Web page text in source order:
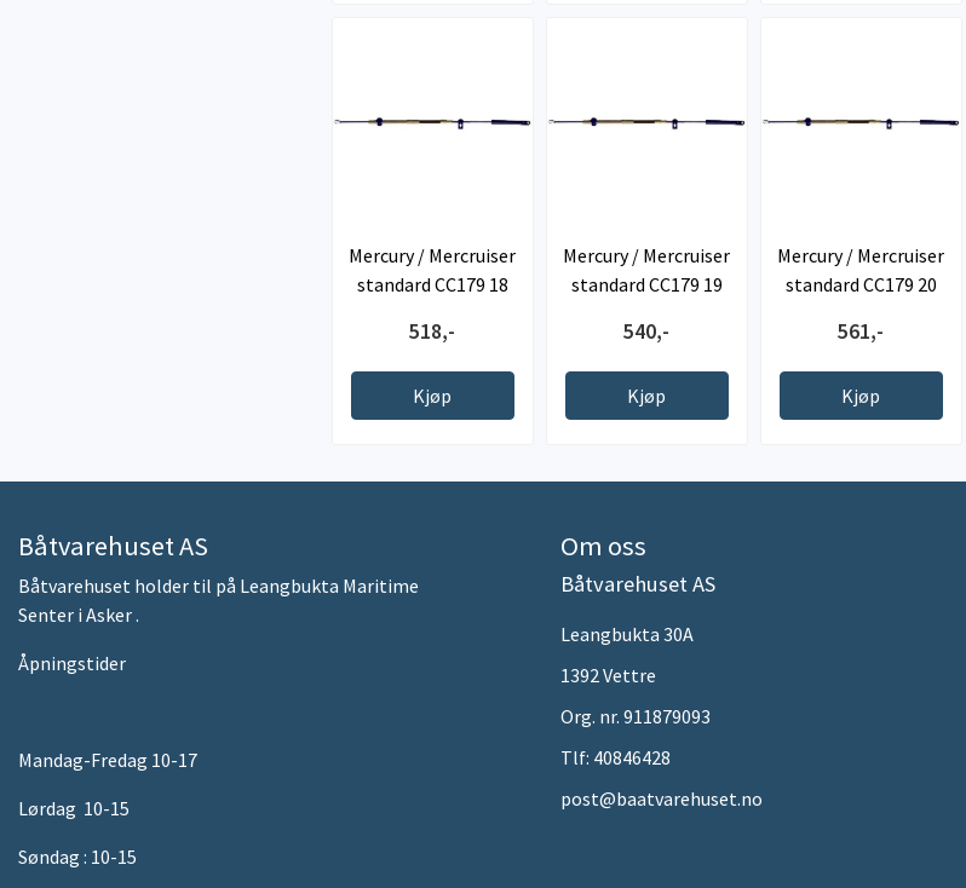
Mercury / Mercruiser
standard CC179 18
518,-
Kjøp
Mercury / Mercruiser
standard CC179 19
540,-
Kjøp
Mercury / Mercruiser
standard CC179 20
561,-
Kjøp
Båtvarehuset AS
Båtvarehuset holder til på Leangbukta Maritime
Senter i Asker .
Åpningstider
Mandag-Fredag 10-17
Lørdag 10-15
Søndag : 10-15
Om oss
Båtvarehuset AS
Leangbukta 30A
1392 Vettre
Org. nr. 911879093
Tlf: 40846428
post@baatvarehuset.no